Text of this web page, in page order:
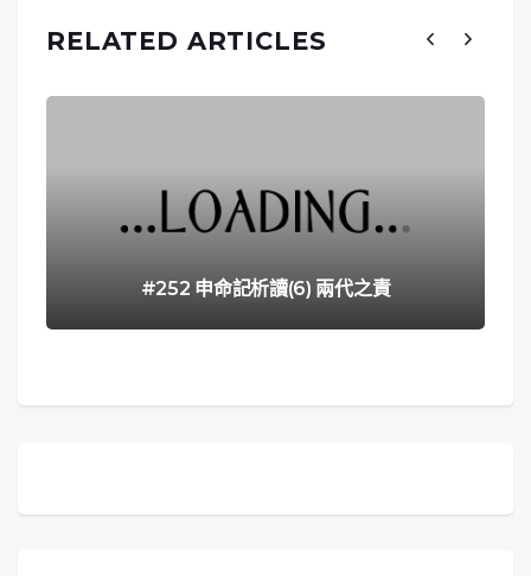
RELATED ARTICLES
#252 申命記析讀(6) 兩代之責